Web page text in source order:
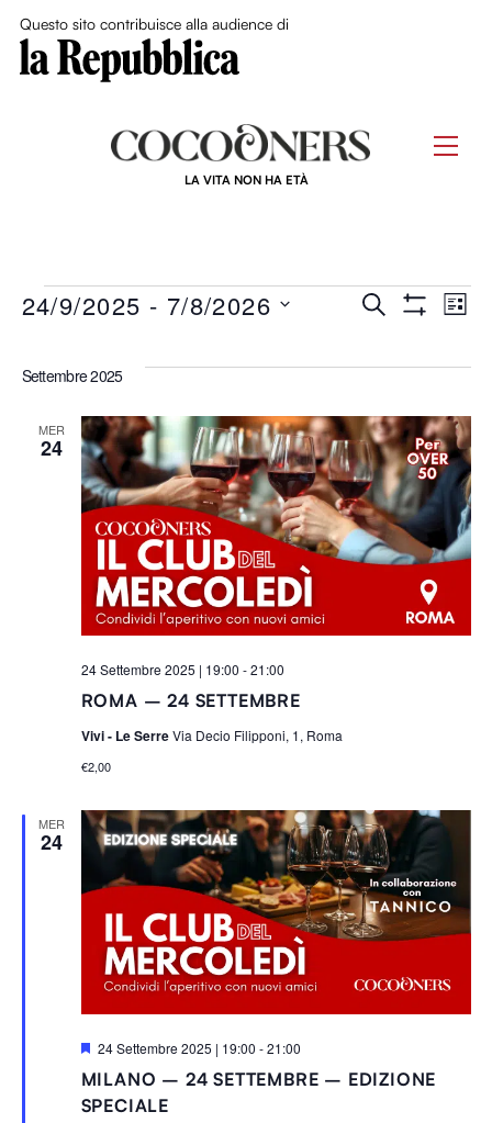
Questo sito contribuisce alla audience di
LA VITA NON HA ETÀ
Eventi
Eventi
Ricerca
viste
C
I
L
T
R
I
L
S
A
24/9/2025 - 7/8/2026
Settembre 2025
MER
24
ROMA – 24 SETTEMBRE
24 Settembre 2025 | 19:00 -21:00
Vivi - Le SerreVia Decio Filipponi, 1, Roma
€2,00
MER
24
MILANO – 24 SETTEMBRE – EDIZIONE
SPECIALE
S
g
n
24 Settembre 2025 | 19:00 -21:00